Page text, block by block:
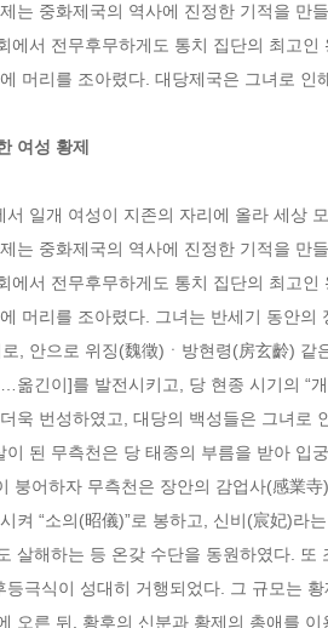
는 중화제국의 역사에 진정한 기적을 만
에서 전무후무하게도 통치 집단의 최고
머리를 조아렸다. 대당제국은 그녀로
여성 황제
서 일개 여성이 지존의 자리에 올라 세상
는 중화제국의 역사에 진정한 기적을 만
에서 전무후무하게도 통치 집단의 최고
머리를 조아렸다. 그녀는 반세기 동안
, 안으로 위징(魏徵)ㆍ방현령(房玄齡)
옮긴이]를 발전시키고, 당 현종 시기의 “
욱 번성하였고, 대당의 백성들은 그녀로
된 무측천은 당 태종의 부름을 받아 입
붕어하자 무측천은 장안의 감업사(感業
켜 “소의(昭儀)”로 봉하고, 신비(宸妃)
살해하는 등 온갖 수단을 동원하였다.
극식이 성대히 거행되었다. 그 규모는
오른 뒤, 황후의 신분과 황제의 총애를